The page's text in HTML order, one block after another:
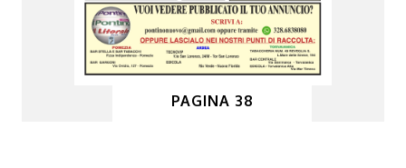
PAGINA 38